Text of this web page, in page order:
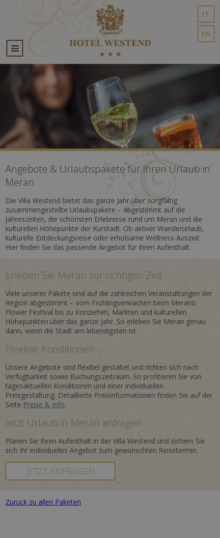
IT
EN
Angebote & Urlaubspakete für Ihren Urlaub in
Meran
Die Villa Westend bietet das ganze Jahr über sorgfältig
zusammengestellte Urlaubspakete – abgestimmt auf die
Jahreszeiten, die schönsten Erlebnisse rund um Meran und die
kulturellen Höhepunkte der Kurstadt. Ob aktiver Wanderurlaub,
kulturelle Entdeckungsreise oder erholsame Wellness-Auszeit:
Hier finden Sie das passende Angebot für Ihren Aufenthalt.
Erleben Sie Meran zur richtigen Zeit
Viele unserer Pakete sind auf die zahlreichen Veranstaltungen der
Region abgestimmt – vom Frühlingserwachen beim Merano
Flower Festival bis zu Konzerten, Märkten und kulturellen
Höhepunkten über das ganze Jahr. So erleben Sie Meran genau
dann, wenn die Stadt am lebendigsten ist.
Flexible Konditionen
Unsere Angebote sind flexibel gestaltet und richten sich nach
Verfügbarkeit sowie Buchungszeitraum. So profitieren Sie von
tagesaktuellen Konditionen und einer individuellen
Preisgestaltung. Detaillierte Preisinformationen finden Sie auf der
Seite Preise & Info.
Jetzt Urlaub in Meran anfragen
Planen Sie Ihren Aufenthalt in der Villa Westend und sichern Sie
sich Ihr individuelles Angebot zum gewünschten Reisetermin.
JETZT ANFRAGEN
Zurück zu allen Paketen